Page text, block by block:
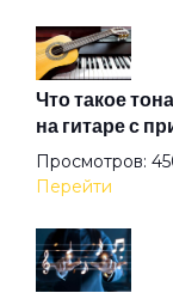
Здравствуй
И вас прошу об
Карусельная
Что такое
на гитаре с
Просмотров:
Перейти